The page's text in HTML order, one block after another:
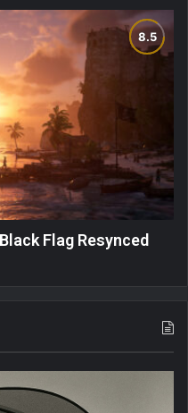
Flag Resynced